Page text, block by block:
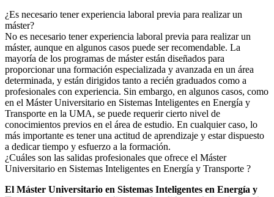
¿Es necesario tener experiencia laboral previa para realizar un
máster?
No es necesario tener experiencia laboral previa para realizar un
máster, aunque en algunos casos puede ser recomendable. La
mayoría de los programas de máster están diseñados para
proporcionar una formación especializada y avanzada en un área
determinada, y están dirigidos tanto a recién graduados como a
profesionales con experiencia. Sin embargo, en algunos casos, como
en el Máster Universitario en Sistemas Inteligentes en Energía y
Transporte en la UMA, se puede requerir cierto nivel de
conocimientos previos en el área de estudio. En cualquier caso, lo
más importante es tener una actitud de aprendizaje y estar dispuesto
a dedicar tiempo y esfuerzo a la formación.
¿Cuáles son las salidas profesionales que ofrece el Máster
Universitario en Sistemas Inteligentes en Energía y Transporte ?
El Máster Universitario en Sistemas Inteligentes en Energía y